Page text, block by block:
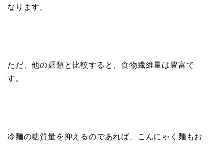
なります。
ただ、他の麺類と比較すると、食物繊維量は豊富で
す。
冷麺の糖質量を抑えるのであれば、こんにゃく麺もお